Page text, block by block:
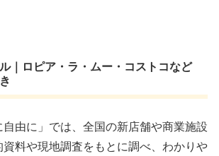
｜ロピア・ラ・ムー・コストコなど
由に」では、全国の新店舗や商業施設
料や現地調査をもとに調べ、わかりや